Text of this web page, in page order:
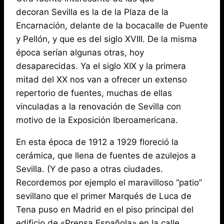
decoran Sevilla es la de la Plaza de la
Encarnación, delante de la bocacalle de Puente
y Pellón, y que es del siglo XVIII. De la misma
época serían algunas otras, hoy
desaparecidas. Ya el siglo XIX y la primera
mitad del XX nos van a ofrecer un extenso
repertorio de fuentes, muchas de ellas
vinculadas a la renovación de Sevilla con
motivo de la Exposición Iberoamericana.
En esta época de 1912 a 1929 floreció la
cerámica, que llena de fuentes de azulejos a
Sevilla. (Y de paso a otras ciudades.
Recordemos por ejemplo el maravilloso “patio”
sevillano que el primer Marqués de Luca de
Tena puso en Madrid en el piso principal del